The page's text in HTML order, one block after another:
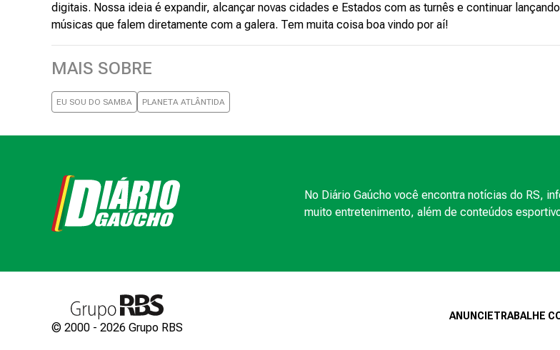
digitais. Nossa ideia é expandir, alcançar novas cidades e Estados com as turnês e continuar lançando
músicas que falem diretamente com a galera. Tem muita coisa boa vindo por aí!
MAIS SOBRE
EU SOU DO SAMBA PLANETA ATLÂNTIDA
No Diário Gaúcho você encontra notícias do RS,
muito entretenimento, além de conteúdos
ANUNCIETRABALHE
© 2000 - 2026 Grupo RBS